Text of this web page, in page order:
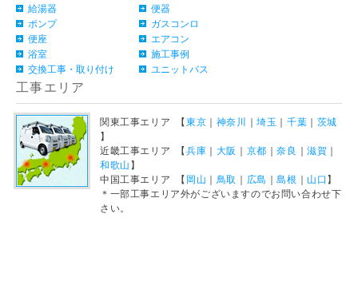
給湯器
便器
ポンプ
ガスコンロ
便座
エアコン
浴室
施工事例
交換工事・取り付け
ユニットバス
工事エリア
関東工事エリア 【東京 ｜ 神奈川 ｜埼玉 ｜千葉 ｜ 茨城
】
近畿工事エリア 【兵庫 ｜ 大阪 ｜ 京都 ｜奈良 ｜滋賀 ｜
和歌山 】
中国工事エリア 【 岡山 ｜ 鳥取 ｜ 広島 ｜島根 ｜ 山口 】
＊一部工事エリア外がございますのでお問い合わせ下
さい。